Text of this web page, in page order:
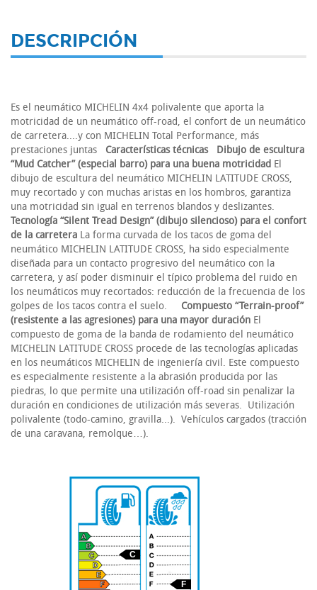
DESCRIPCIÓN
Es el neumático MICHELIN 4x4 polivalente que aporta la
motricidad de un neumático off-road, el confort de un neumático
de carretera....y con MICHELIN Total Performance, más
prestaciones juntas Características técnicas
Dibujo de escultura
“Mud Catcher” (especial barro) para una buena motricidad El
dibujo de escultura del neumático MICHELIN LATITUDE CROSS,
muy recortado y con muchas aristas en los hombros, garantiza
una motricidad sin igual en terrenos blandos y deslizantes.
Tecnología “Silent Tread Design” (dibujo silencioso) para el confort
de la carretera La forma curvada de los tacos de goma del
neumático MICHELIN LATITUDE CROSS, ha sido especialmente
diseñada para un contacto progresivo del neumático con la
carretera, y así poder disminuir el típico problema del ruido en
los neumáticos muy recortados: reducción de la frecuencia de los
golpes de los tacos contra el suelo. Compuesto “Terrain-proof”
(resistente a las agresiones) para una mayor duración El
compuesto de goma de la banda de rodamiento del neumático
MICHELIN LATITUDE CROSS procede de las tecnologías aplicadas
en los neumáticos MICHELIN de ingeniería civil. Este compuesto
es especialmente resistente a la abrasión producida por las
piedras, lo que permite una utilización off-road sin penalizar la
duración en condiciones de utilización más severas. Utilización
polivalente (todo-camino, gravilla...). Vehículos cargados (tracción
de una caravana, remolque…).
C
F